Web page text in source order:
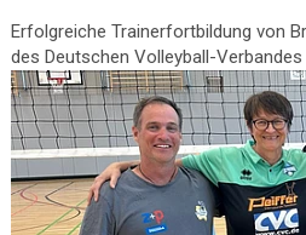
Erfolgreiche Trainerfortbildung von
des Deutschen Volleyball-